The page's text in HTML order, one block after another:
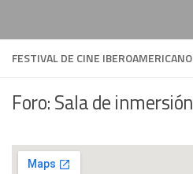
FESTIVAL DE CINE IBEROAMERICANO
Foro: Sala de inmersión